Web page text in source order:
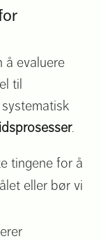
å evaluere
til
.
tingene for å
eller bør vi